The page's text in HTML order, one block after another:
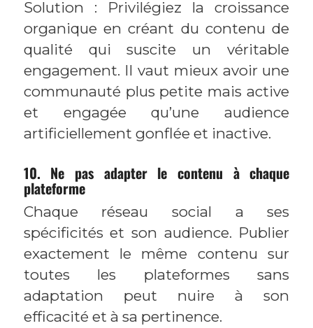
Solution : Privilégiez la croissance
organique en créant du contenu de
qualité qui suscite un véritable
engagement. Il vaut mieux avoir une
communauté plus petite mais active
et engagée qu’une audience
artificiellement gonflée et inactive.
10. Ne pas adapter le contenu à chaque
plateforme
Chaque réseau social a ses
spécificités et son audience. Publier
exactement le même contenu sur
toutes les plateformes sans
adaptation peut nuire à son
efficacité et à sa pertinence.